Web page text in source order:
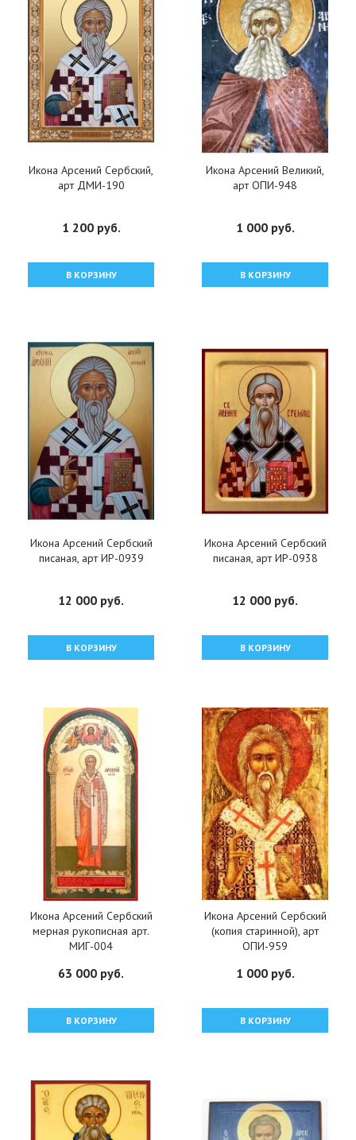
Икона Арсений Сербский,
арт ДМИ-190
1 200 руб.
В КОРЗИНУ
Икона Арсений Великий,
арт ОПИ-948
1 000 руб.
В КОРЗИНУ
Икона Арсений Сербский
писаная, арт ИР-0939
12 000 руб.
В КОРЗИНУ
Икона Арсений Сербский
писаная, арт ИР-0938
12 000 руб.
В КОРЗИНУ
Икона Арсений Сербский
мерная рукописная арт.
МИГ-004
63 000 руб.
В КОРЗИНУ
Икона Арсений Сербский
(копия старинной), арт
ОПИ-959
1 000 руб.
В КОРЗИНУ